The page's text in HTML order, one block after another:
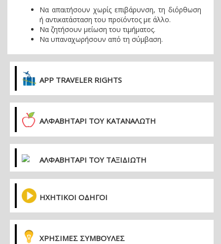
Να απαιτήσουν χωρίς επιβάρυνση, τη διόρθωση
ή αντικατάσταση του προϊόντος με άλλο.
Να ζητήσουν μείωση του τιμήματος.
Να υπαναχωρήσουν από τη σύμβαση.
APP TRAVELER RIGHTS
ΑΛΦΑΒΗΤΑΡΙ ΤΟΥ ΚΑΤΑΝΑΛΩΤΗ
ΑΛΦΑΒΗΤΑΡΙ ΤΟΥ ΤΑΞΙΔΙΩΤΗ
ΗΧΗΤΙΚΟΙ ΟΔΗΓΟΙ
ΧΡΗΣΙΜΕΣ ΣΥΜΒΟΥΛΕΣ